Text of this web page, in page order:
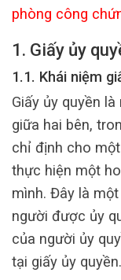
phòng công
1. Giấy ủy
1.1. Khái niệm
Giấy ủy quyền
giữa hai bên,
chỉ định cho
thực hiện một
mình. Đây là
người được ủy
của người ủy
tại giấy ủy quyền.